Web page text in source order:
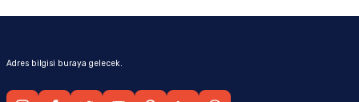
Adres bilgisi buraya gelecek.